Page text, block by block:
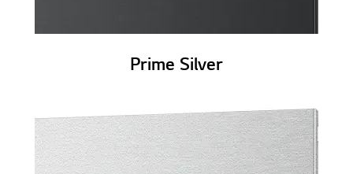
Prime Silver